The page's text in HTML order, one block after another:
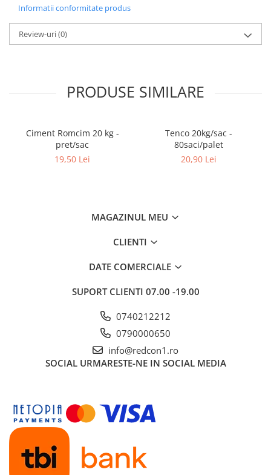
Cărămidă Cemacon
Electrocasnice
Elemente pentru gradina
Accesorii metalice
Accesorii metalice
Tevi si profile metalice
Produse din lemn
Profile metalice/Profile pentru gips-
Accesorii distribuitoare
Distribuitoare încălzire în
pardoseala
Țeavă încălzire în pardoseala
Informatii conformitate produs
Review-uri(0)
PRODUSE SIMILARE
Ciment Romcim 20 kg -
pret/sac
19,50 Lei
Tenco 20kg/sac -
80saci/palet
20,90 Lei
MAGAZINUL MEU
CLIENTI
DATE COMERCIALE
SUPORT CLIENTI 07.00 -19.00
0740212212
0790000650
info@redcon1.ro
SOCIAL URMARESTE-NE IN SOCIAL MEDIA